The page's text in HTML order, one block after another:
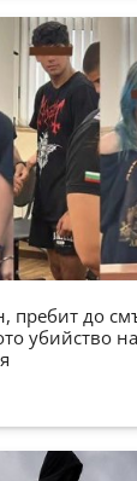
пребит до
убийство